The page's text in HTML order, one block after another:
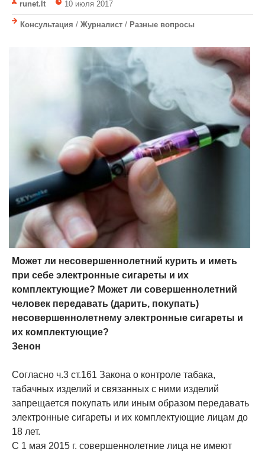
runet.lt 10 июля 2017
Консультация / Журналист / Разные вопросы
Может ли несовершеннолетний курить и иметь
при себе электронные сигареты и их
комплектующие? Может ли совершеннолетний
человек передавать (дарить, покупать)
несовершеннолетнему электронные сигареты и
их комплектующие?
Зенон
Согласно ч.3 ст.161 Закона о контроле табака,
табачных изделий и связанных с ними изделий
запрещается покупать или иным образом передавать
электронные сигареты и их комплектующие лицам до
18 лет.
С 1 мая 2015 г. совершеннолетние лица не имеют